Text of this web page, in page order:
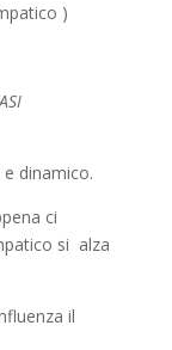
)
dinamico.
ci
si alza
il